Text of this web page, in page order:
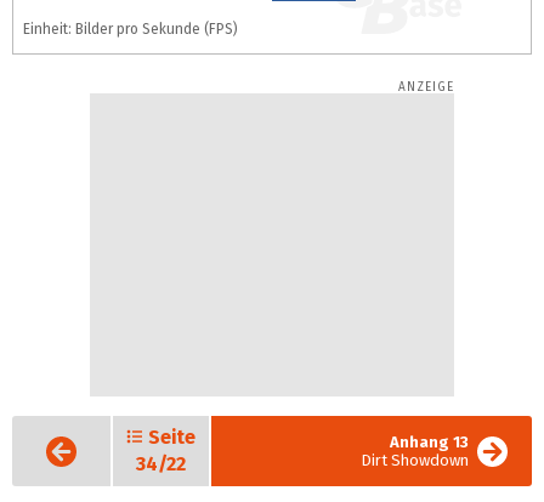
Einheit: Bilder pro Sekunde (FPS)
Vorige
Seite
Seite
34/22
Anhang 13
Dirt Showdown